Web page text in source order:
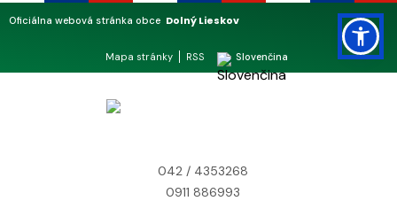
Oficiálna webová stránka obce Dolný Lieskov
Mapa stránky RSS Slovenčina
042 / 4353268
0911 886993